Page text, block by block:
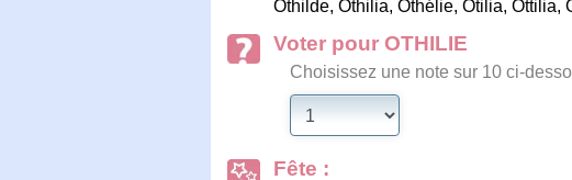
Othilde, Othilia, Othélie, Otilia, Ottilia,
Voter pour OTHILIE
Choisissez une note sur 10 ci-
Fête :